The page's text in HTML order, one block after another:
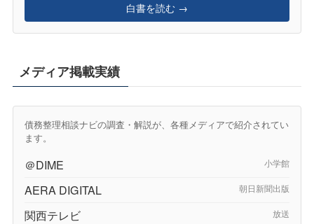
白書を読む →
メディア掲載実績
債務整理相談ナビの調査・解説が、各種メディアで紹介されてい
ます。
＠DIME 小学館
AERA DIGITAL 朝日新聞出版
関西テレビ 放送